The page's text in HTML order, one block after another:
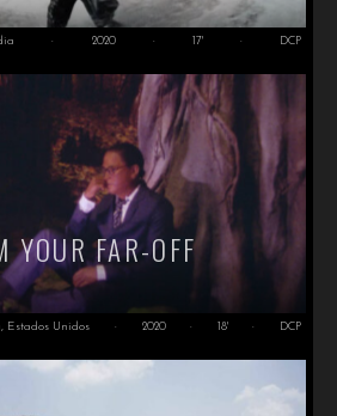
· 2020 · 17' · DCP
YOUR FAR-OFF
Estados Unidos · 2020 · 18' · DCP